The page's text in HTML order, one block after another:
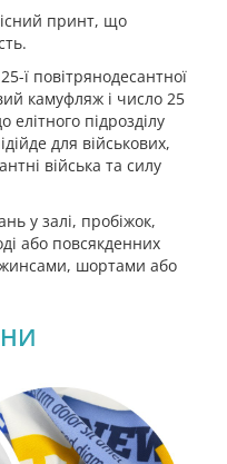
принт, що
ї повітрянодесантної
камуфляж і число 25
підрозділу
для військових,
війська та силу
у залі, пробіжок,
або повсякденних
шортами або